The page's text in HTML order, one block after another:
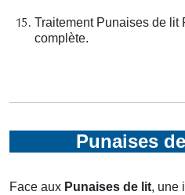
Traitement Punaises de lit
complète.
Punaises
Face aux Punaises de lit, une